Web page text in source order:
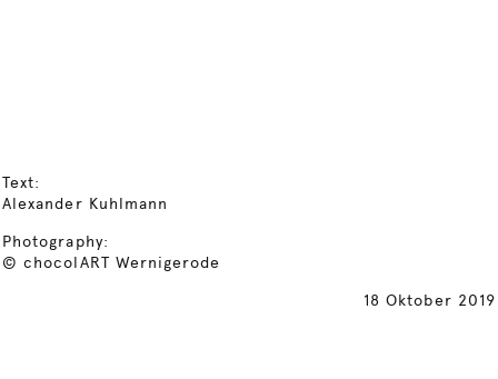
Text:
Alexander Kuhlmann
Photography:
© chocolART Wernigerode
18 Oktober 2019